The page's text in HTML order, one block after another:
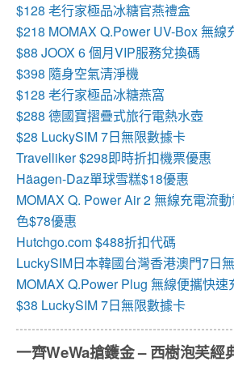
$128 老行家極品冰糖官燕禮盒
$218 MOMAX Q.Power UV-Box 無線
$88 JOOX 6 個月VIP服務兌換碼
$398 隨身空氣清淨機
$128 老行家極品冰糖燕窩
$288 德國寶摺疊式旅行電熱水壺
$28 LuckySIM 7日無限數據卡
Travelliker $298即時折扣機票優惠
Häagen-Daz單球雪糕$18優惠
MOMAX Q. Power Air 2 無線充電流
色$78優惠
Hutchgo.com $488折扣代碼
LuckySIM日本韓國台灣香港澳門7日
MOMAX Q.Power Plug 無線便攜快速
$38 LuckySIM 7日無限數據卡
一齊WeWa搶鑊金 – 西樹泡芙經